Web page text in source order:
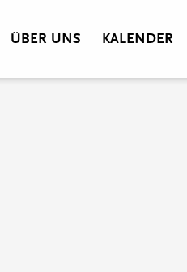
ÜBER UNS KALENDER